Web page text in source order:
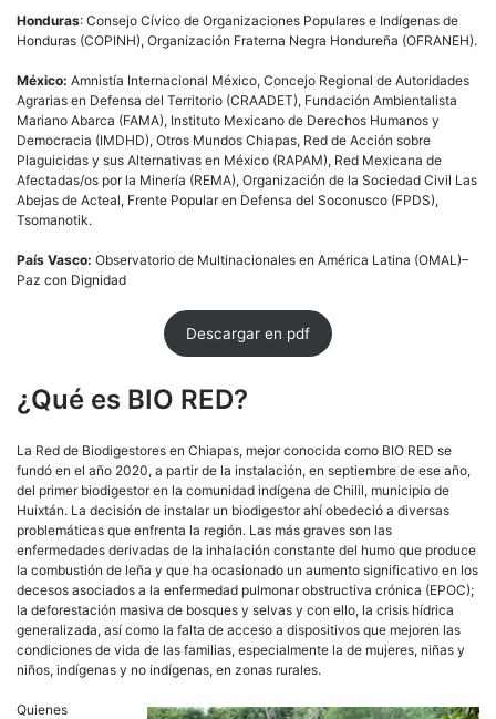
Honduras: Consejo Cívico de Organizaciones Populares e Indígenas de
Honduras (COPINH), Organización Fraterna Negra Hondureña (OFRANEH).
México: Amnistía Internacional México, Concejo Regional de Autoridades
Agrarias en Defensa del Territorio (CRAADET), Fundación Ambientalista
Mariano Abarca (FAMA), Instituto Mexicano de Derechos Humanos y
Democracia (IMDHD), Otros Mundos Chiapas, Red de Acción sobre
Plaguicidas y sus Alternativas en México (RAPAM), Red Mexicana de
Afectadas/os por la Minería (REMA), Organización de la Sociedad Civil Las
Abejas de Acteal, Frente Popular en Defensa del Soconusco (FPDS),
Tsomanotik.
País Vasco: Observatorio de Multinacionales en América Latina (OMAL)–
Paz con Dignidad
Descargar en pdf
¿Qué es BIO RED?
La Red de Biodigestores en Chiapas, mejor conocida como BIO RED se
fundó en el año 2020, a partir de la instalación, en septiembre de ese año,
del primer biodigestor en la comunidad indígena de Chilil, municipio de
Huixtán. La decisión de instalar un biodigestor ahí obedeció a diversas
problemáticas que enfrenta la región. Las más graves son las
enfermedades derivadas de la inhalación constante del humo que produce
la combustión de leña y que ha ocasionado un aumento significativo en los
decesos asociados a la enfermedad pulmonar obstructiva crónica (EPOC);
la deforestación masiva de bosques y selvas y con ello, la crisis hídrica
generalizada, así como la falta de acceso a dispositivos que mejoren las
condiciones de vida de las familias, especialmente la de mujeres, niñas y
niños, indígenas y no indígenas, en zonas rurales.
Quienes